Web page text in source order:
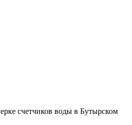
счетчиков воды в Бутырском